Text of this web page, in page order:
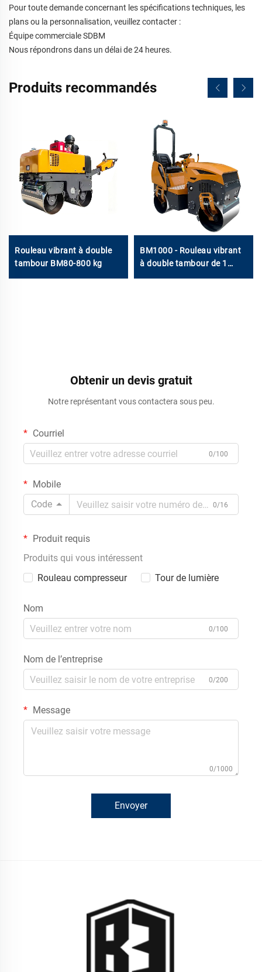
Pour toute demande concernant les spécifications techniques, les
plans ou la personnalisation, veuillez contacter :
Équipe commerciale SDBM
Nous répondrons dans un délai de 24 heures.
Produits recommandés
Rouleau vibrant à double
tambour BM80-800 kg
BM1000 - Rouleau vibrant
à double tambour de 1
Obtenir un devis gratuit
Notre représentant vous contactera sous peu.
Courriel
0/100
Mobile
Code
0/16
Produit requis
Produits qui vous intéressent
Rouleau compresseur
Tour de lumière
Nom
0/100
Nom de l’entreprise
0/200
Message
0/1000
Envoyer